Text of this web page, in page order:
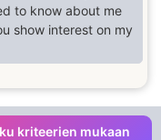
to know about me
show interest on my
kriteerien mukaan